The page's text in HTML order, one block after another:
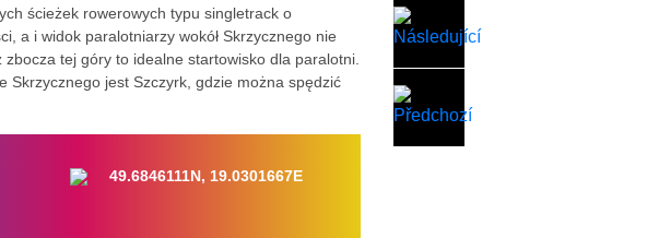
ścieżek rowerowych typu singletrack o
a i widok paralotniarzy wokół Skrzycznego nie
tej góry to idealne startowisko dla paralotni.
Skrzycznego jest Szczyrk, gdzie można spędzić
49.6846111N, 19.0301667E